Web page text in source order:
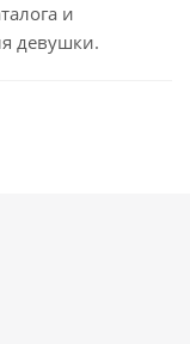
и
девушки.